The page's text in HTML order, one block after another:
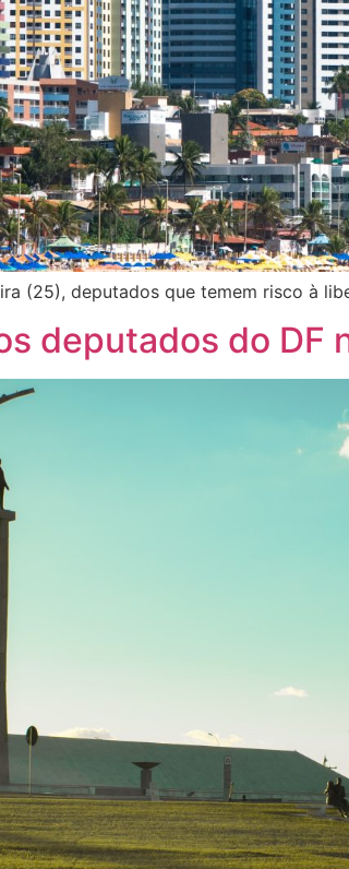
(25), deputados que temem risco à
deputados do DF